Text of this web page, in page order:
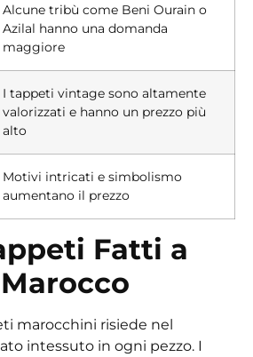
Alcune tribù come Beni Ourain o
Azilal hanno una domanda
maggiore
I tappeti vintage sono altamente
valorizzati e hanno un prezzo più
alto
Motivi intricati e simbolismo
aumentano il prezzo
Fatti a
marocchini risiede nel
intessuto in ogni pezzo. I